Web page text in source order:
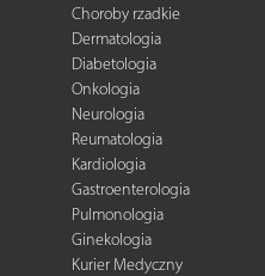
Choroby rzadkie
Dermatologia
Diabetologia
Onkologia
Neurologia
Reumatologia
Kardiologia
Gastroenterologia
Pulmonologia
Ginekologia
Kurier Medyczny